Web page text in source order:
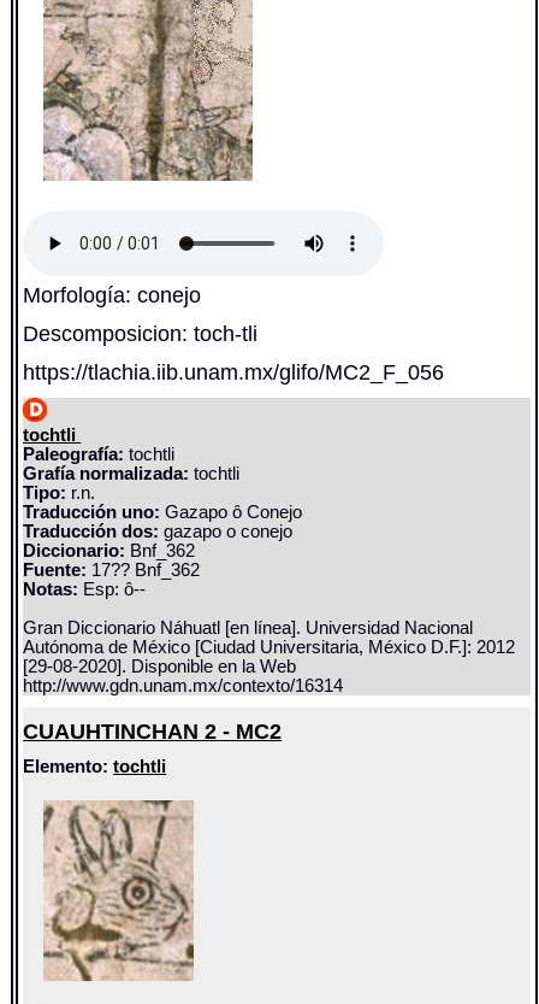
Morfología: conejo
Descomposicion: toch-tli
https://tlachia.iib.unam.mx/glifo/MC2_F_056
tochtli
Paleografía: tochtli
Grafía normalizada: tochtli
Tipo: r.n.
Traducción uno: Gazapo ô Conejo
Traducción dos: gazapo o conejo
Diccionario: Bnf_362
Fuente: 17?? Bnf_362
Notas: Esp: ô--
Gran Diccionario Náhuatl [en línea]. Universidad Nacional
Autónoma de México [Ciudad Universitaria, México D.F.]: 2012
[29-08-2020]. Disponible en la Web
http://www.gdn.unam.mx/contexto/16314
CUAUHTINCHAN 2 - MC2
Elemento:tochtli